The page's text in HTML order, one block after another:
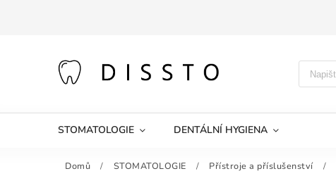
STOMATOLOGIE DENTÁLNÍ HYGIENA
Domů / STOMATOLOGIE / Přístroje a příslušenství /